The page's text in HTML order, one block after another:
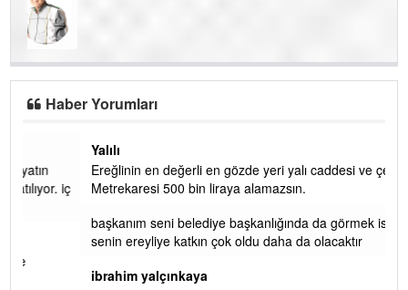
Uzman Klinik Psikolog Erkan EZERÇE
SEVGİ ASLA YETMEZ!
Yalılı
Ereğlinin en değerli en gözde yeri yalı caddesi ve çevresidir.
başkanım seni belediye başkanlığında da görmek isteriz